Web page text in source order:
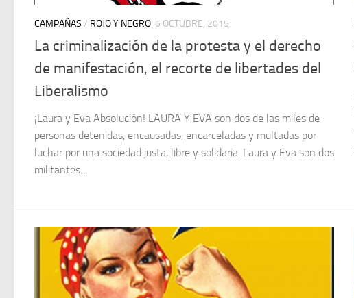
CAMPAÑAS / ROJO Y NEGRO 6 OCTUBRE, 2015
La criminalización de la protesta y el derecho
de manifestación, el recorte de libertades del
Liberalismo
¡Laura y Eva Absolución! LAURA Y EVA son dos de las miles de
personas detenidas, encausadas, encarceladas y multadas por
luchar por una sociedad justa, libre y solidaria. Laura y Eva son dos
militantes...